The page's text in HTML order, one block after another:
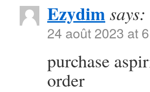
Ezydimsays:
24 août 2023 at
purchase
order